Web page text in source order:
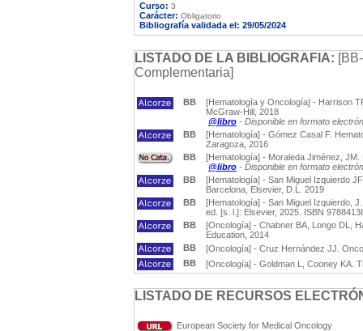
Curso: 3
Carácter: Obligatorio
Bibliografía validada el: 29/05/2024
LISTADO DE LA BIBLIOGRAFIA:
Complementaria]
BB
[Hematología y Oncología] - Harrison
McGraw-Hill, 2018
@libro - Disponible en formato
BB
[Hematología] - Gómez Casal F.
Zaragoza, 2016
BB
[Hematología] - Moraleda Jiménez,
@libro - Disponible en formato
BB
[Hematología] - San Miguel Izquierdo
Barcelona, Elsevier, D.L. 2019
BB
[Hematología] - San Miguel Izquierdo,
ed. [s. l.]: Elsevier, 2025. ISBN
BB
[Oncología] - Chabner BA, Longo DL,
Education, 2014
BB
[Oncología] - Cruz Hernández JJ.
BB
[Oncología] - Goldman L, Cooney KA.
LISTADO DE RECURSOS
European Society for Medical Oncology